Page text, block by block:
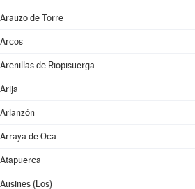
Arauzo de Torre
Arcos
Arenillas de Riopisuerga
Arija
Arlanzón
Arraya de Oca
Atapuerca
Ausines (Los)